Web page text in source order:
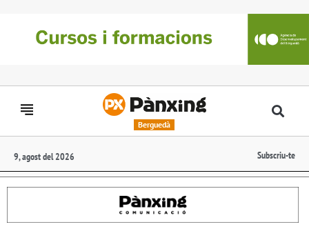
Berguedà
9, agost del 2026 Subscriu-te